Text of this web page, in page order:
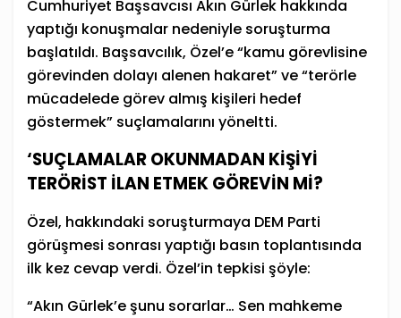
Cumhuriyet Başsavcısı Akın Gürlek hakkında
yaptığı konuşmalar nedeniyle soruşturma
başlatıldı. Başsavcılık, Özel’e “kamu görevlisine
görevinden dolayı alenen hakaret” ve “terörle
mücadelede görev almış kişileri hedef
göstermek” suçlamalarını yöneltti.
‘SUÇLAMALAR OKUNMADAN KİŞİYİ
TERÖRİST İLAN ETMEK GÖREVİN Mİ?
Özel, hakkındaki soruşturmaya DEM Parti
görüşmesi sonrası yaptığı basın toplantısında
ilk kez cevap verdi. Özel’in tepkisi şöyle:
“Akın Gürlek’e şunu sorarlar… Sen mahkeme